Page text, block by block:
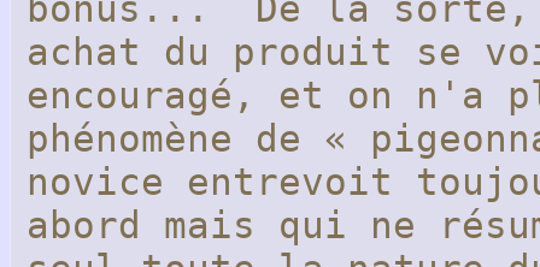
achat du produit se
encouragé, et on n'a
phénomène de «
novice entrevoit
abord mais qui ne